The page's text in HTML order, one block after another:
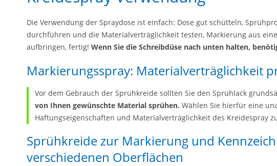
Die Verwendung der Spraydose ist einfach: Dose gut schütteln,
durchführen und die Materialverträglichkeit testen, Markierung aus
aufbringen, fertig! Wenn Sie die Schreibdüse nach unten halten,
Markierungsspray: Materialverträglichkeit
Vor dem Gebrauch der Sprühkreide sollten Sie den Sprühlack
von Ihnen gewünschte Material sprühen. Wählen Sie hierfür eine
Haftungseigenschaften und Materialverträglichkeit des Kreidespray
Sprühkreide zur Markierung und
verschiedenen Oberflächen